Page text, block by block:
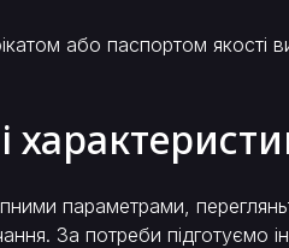
або паспортом якості
параметрами,
За потреби підготуємо